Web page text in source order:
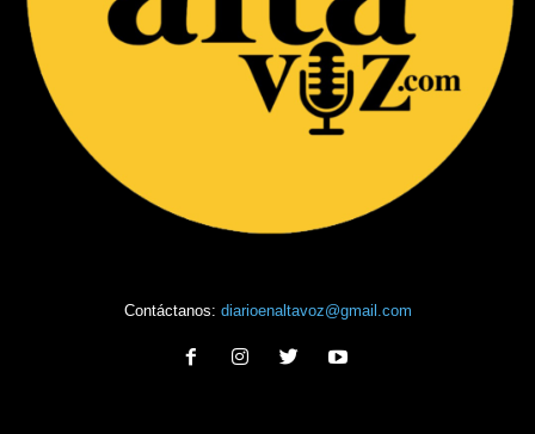
Contáctanos: diarioenaltavoz@gmail.com